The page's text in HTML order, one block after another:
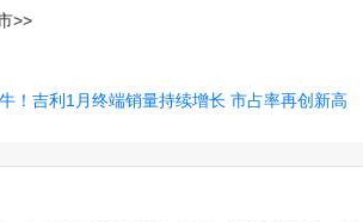
>>
牛！吉利1月终端销量持续增长 市占率再创新高